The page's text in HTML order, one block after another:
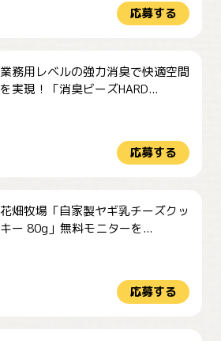
応募する
業務用レベルの強力消臭で快適空間
を実現！「消臭ビーズHARD...
応募する
花畑牧場「自家製ヤギ乳チーズクッ
キー 80g」無料モニターを...
応募する